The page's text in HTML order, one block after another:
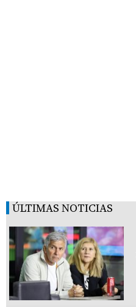
ÚLTIMAS NOTICIAS